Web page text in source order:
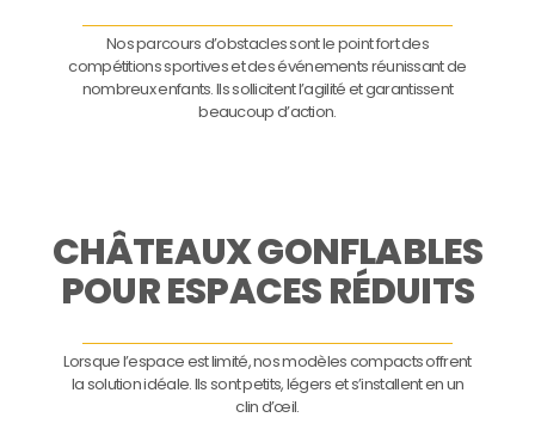
Nos parcours d’obstacles sont le point fort des
compétitions sportives et des événements réunissant de
nombreux enfants. Ils sollicitent l’agilité et garantissent
beaucoup d’action.
CHÂTEAUX GONFLABLES
POUR ESPACES RÉDUITS
Lorsque l’espace est limité, nos modèles compacts offrent
la solution idéale. Ils sont petits, légers et s’installent en un
clin d’œil.